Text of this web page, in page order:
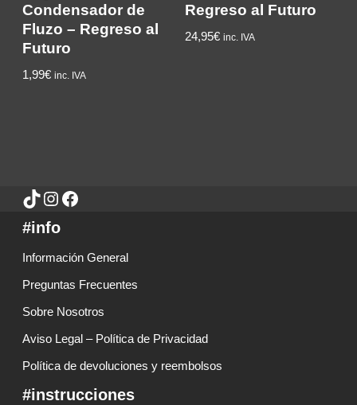
Condensador de
Fluzo – Regreso al
Futuro
1,99€ inc. IVA
Regreso al Futuro
24,95€ inc. IVA
#info
Información General
Preguntas Frecuentes
Sobre Nosotros
Aviso Legal – Política de Privacidad
Política de devoluciones y reembolsos
#instrucciones